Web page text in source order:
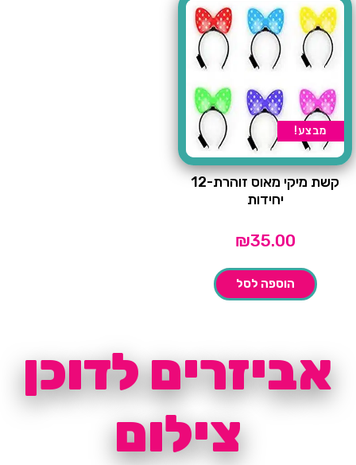
מבצע!
קשת מיקי מאוס זוהרת-12
יחידות
₪35.00
הוספה לסל
אביזרים לדוכן
צילום